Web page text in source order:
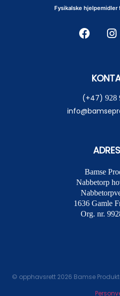
Fysikalske hjelpemidler
(+47) 928
Bamse
Nabbetorp
1636 Gamle
Org. nr.
© opphavsrett 2026 Bamse